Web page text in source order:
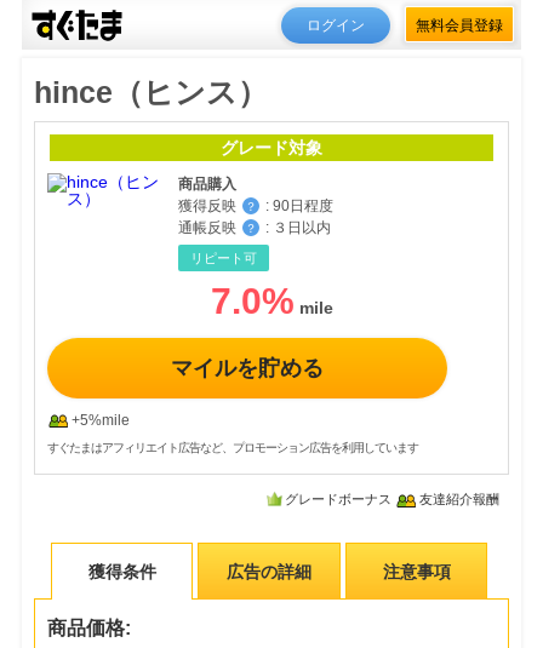
ログイン 無料会員登録
hince（ヒンス）
グレード対象
商品購入
獲得反映
？ : 90日程度
通帳反映
？ : ３日以内
リピート可
7.0%
マイルを貯める
+5%mile
すぐたまはアフィリエイト広告など、プロモーション広告を利用しています
グレードボーナス 友達紹介報酬
獲得条件 広告の詳細 注意事項
商品価格: